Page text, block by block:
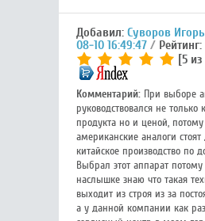
Добавил: Суворов Игорь
08-10 16:49:47
Рейтинг:
[5 из
Комментарий:При выборе
руководствовался не только
продукта но и ценой,
американские аналоги
китайское производство по
Выбрал этот аппарат
наслышке знаю что такая
выходит из строя из за
а у данной компании как